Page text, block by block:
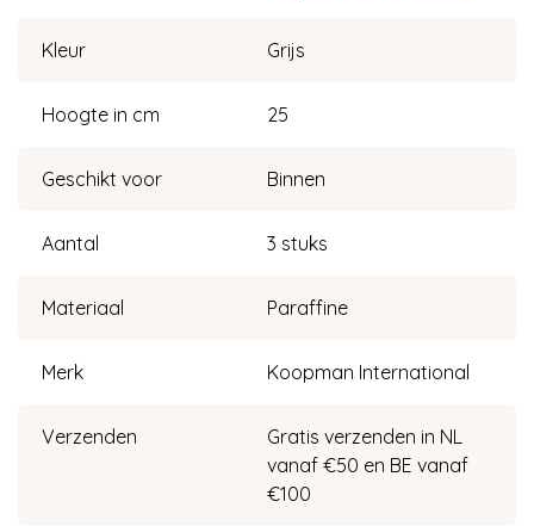
Kleur Grijs
Hoogte in cm 25
Geschikt voor Binnen
Aantal 3 stuks
Materiaal Paraffine
Merk Koopman International
Verzenden
Gratis verzenden in NL
vanaf €50 en BE vanaf
€100